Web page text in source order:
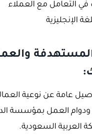
في التعامل مع العملاء
الإنجليزية
المستهدفة
عامة عن نوعية
العمل بمؤسسة
العربية السعودية.